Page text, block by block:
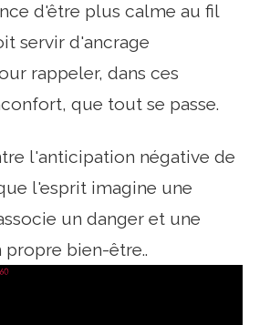
d'être plus calme au fil
servir d'ancrage
rappeler, dans ces
que tout se passe.
l'anticipation négative de
l'esprit imagine une
un danger et une
propre bien-être..